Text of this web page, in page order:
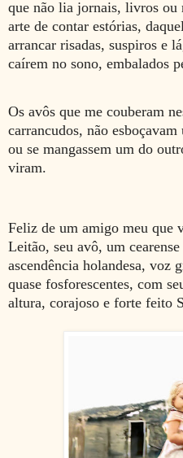
que não lia jornais, livros ou
arte de contar estórias,
arrancar risadas, suspiros e
caírem no sono, embalados
Os avôs que me couberam
carrancudos, não
ou se mangassem um do
viram.
Feliz de um amigo meu que
Leitão, seu avô, um
ascendência holandesa, voz
quase fosforescentes, com
altura, corajoso e forte feito